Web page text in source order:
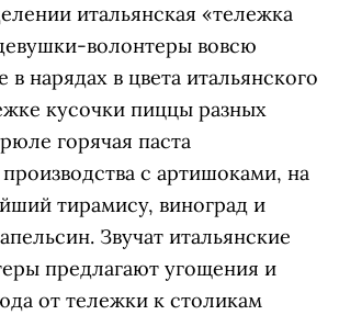
итальянская «тележка
волонтеры вовсю
в нарядах в цвета итальянского
кусочки пиццы разных
горячая паста
с артишоками, на
тирамису, виноград и
Звучат итальянские
предлагают угощения и
от тележки к столикам